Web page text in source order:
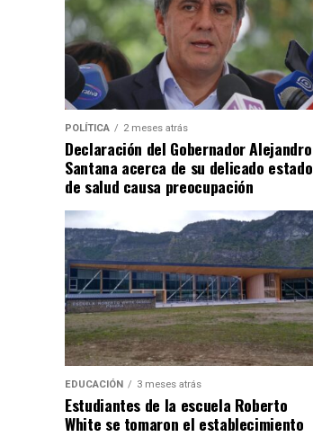
POLÍTICA 2 meses atrás
Declaración del Gobernador Alejandro
Santana acerca de su delicado estado
de salud causa preocupación
EDUCACIÓN 3 meses atrás
Estudiantes de la escuela Roberto
White se tomaron el establecimiento